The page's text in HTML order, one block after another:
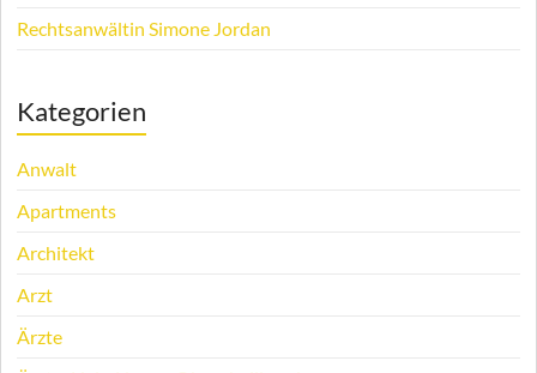
Rechtsanwältin Simone Jordan
Kategorien
Anwalt
Apartments
Architekt
Arzt
Ärzte